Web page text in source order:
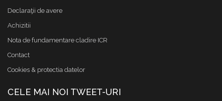
Declaraţii de avere
Achizitii
Nota de fundamentare cladire ICR
Contact
Cookies & protectia datelor
CELE MAI NOI TWEET-URI